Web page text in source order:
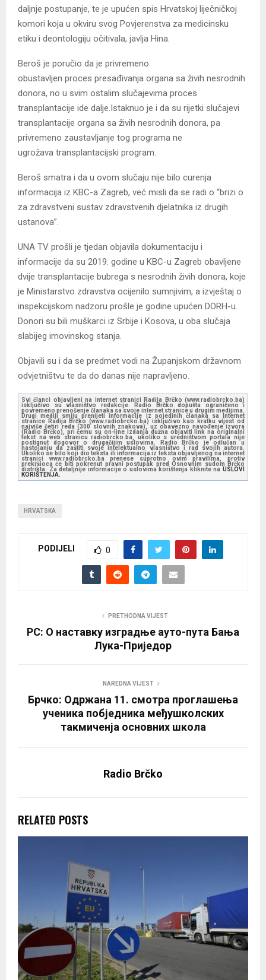
daljnje postupanje, te je upućen spis Hrvatskoj liječničkoj
komori koja u okviru svog Povjerenstva za medicinsku
etiku i deontologiju očitivala, javlja Hina.
Beroš je poručio da je privremeno
obustavljen proces presađivanja organa sa živih nesrodnih
donora, no u svim ostalim slučajevima proces
transplantacije ide dalje.Istaknuo je i da su rijetki slučajevi
transplantacije organa sa živih nesrodnih donora, pa
privremeno zaustavljanje tog programa ne
ugrožava transplantacijski program.
Beroš smatra i da u ovom slučaju nije bilo curenja
informacija iz KBC-a Zagreb, već misli da se radi o “brizi o
za zdravstveni sustav zdravstvenih djelatnika iz drugih
ustanova”.
UNA TV prošli je tjedan objavila dokumentaciju i
informacije da su 2019. godine u KBC-u Zagreb obavljene
dvije transplantacije bubrega s nesrodnih živih donora, koje
je Ministarstvo zdravstva ocijenilo sumnjivim, a izvještaj o
inspekcijskom nadzoru prošle je godine upućen DORH-u.
Donori su bili muškarci iz Srbije i Kosova, u oba slučaja
slabijeg imovinskog stanja.
Objavili su i da se predmet vodi na Županjskom državnom
odvjetništvu te da do danas nije napravljeno.
Svi članci objavljeni na internet stranici Radija Brčko (www.radiobrcko.ba)
isključivo su vlasništvo redakcije. Radio Brčko dopušta ograničeno i
povremeno prenošenje članaka sa svoje internet stranice u drugim medijima.
Drugi mediji smiju prenijeti informacije iz pojedinih članaka sa Internet
stranice Radija Brčko (www.radiobrcko.ba) isključivo kao kratku vijest od
najviše četiri reda (300 slovnih znakova), uz obavezno navođenje izvora
(Radio Brčko), pri čemu su on-line izdanja dužna objaviti link na originalni
tekst na web stranicu radiobrcko.ba, ukoliko s uredništvom portala nije
postignut dogovor o drugačijim uslovima. Radio Brčko je odlučan u
nastojanju da zaštiti svoje intelektualno vlasništvo i rad svojih autora.
Ukoliko se bilo koji dio teksta ili informacija iz teksta objavljenog na internet
stranici www.radiobrcko.ba prenese suprotno ovim pravilima, protiv
prekršioca će biti pokrenut pravni postupak pred Osnovnim sudom Brčko
distrikta. Za detaljnije informacije o uslovima korištenja kliknite na USLOVI
KORIŠTENJA.
HRVATSKA
PODIJELI 0
PRETHODNA VIJEST
РС: О наставку изградње ауто-пута Бања
Лука-Приједор
NAREDNA VIJEST
Брчко: Одржана 11. смотра проглашења
ученика побједника међушколских
такмиченја основних школа
Radio Brčko
RELATED POSTS